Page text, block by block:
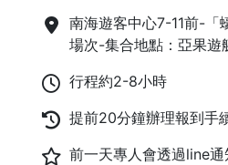
南海遊客中心7-11前-「
場次-集合地點：亞果遊
行程約2-8小時
提前20分鐘辦理報到手
前一天專人會透過line